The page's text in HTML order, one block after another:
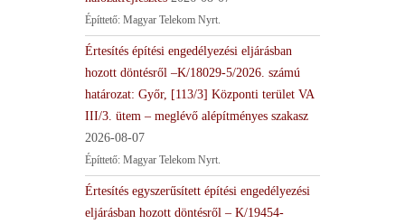
Építtető: Magyar Telekom Nyrt.
Értesítés építési engedélyezési eljárásban
hozott döntésről –K/18029-5/2026. számú
határozat: Győr, [113/3] Központi terület VA
III/3. ütem – meglévő alépítményes szakasz
2026-08-07
Építtető: Magyar Telekom Nyrt.
Értesítés egyszerűsített építési engedélyezési
eljárásban hozott döntésről – K/19454-